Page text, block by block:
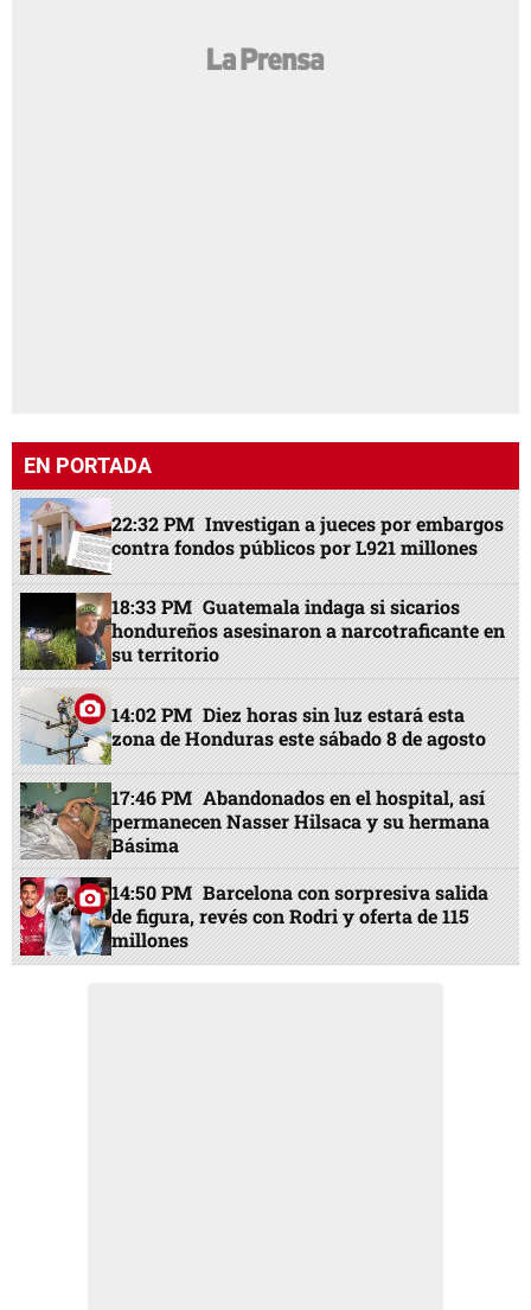
EN PORTADA
22:32 PM Investigan a jueces por embargos
contra fondos públicos por L921 millones
18:33 PM Guatemala indaga si sicarios
hondureños asesinaron a narcotraficante en
su territorio
14:02 PM Diez horas sin luz estará esta
zona de Honduras este sábado 8 de agosto
17:46 PM Abandonados en el hospital, así
permanecen Nasser Hilsaca y su hermana
Básima
14:50 PM Barcelona con sorpresiva salida
de figura, revés con Rodri y oferta de 115
millones